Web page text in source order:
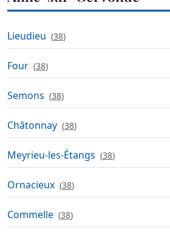
Lieudieu (38)
Four (38)
Semons (38)
Châtonnay (38)
Meyrieu-les-Étangs (38)
Ornacieux (38)
Commelle (38)